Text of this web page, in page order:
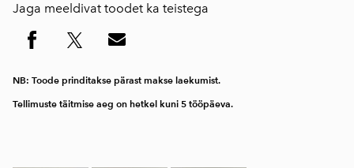
Jaga meeldivat toodet ka teistega
NB: Toode prinditakse pärast makse laekumist.
Tellimuste täitmise aeg on hetkel kuni 5 tööpäeva.